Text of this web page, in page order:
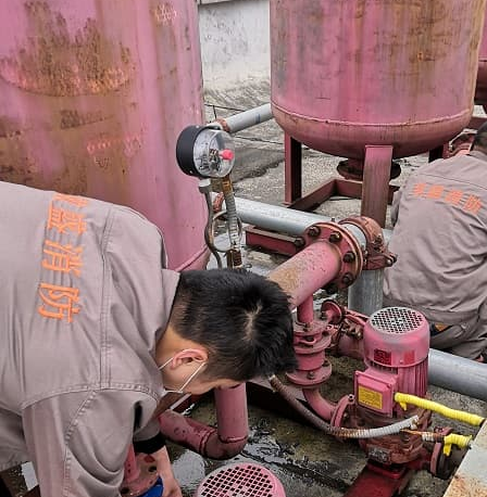
Read More